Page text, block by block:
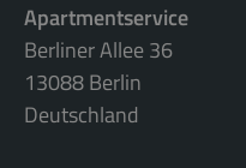
Apartmentservice
Berliner Allee 36
13088 Berlin
Deutschland